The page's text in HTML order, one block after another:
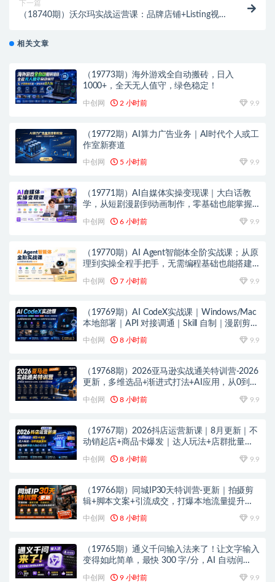
下一篇
（18740期）沃尔玛实战运营课：品牌店铺+Listing视觉
相关文章
（19773期）海外游戏全自动搬砖，日入
1000+，全天无人值守，绿色稳定！
中创网 2 小时前 9.9
（19772期）AI算力广告业务｜AI时代个人或工
作室新赛道
中创网 5 小时前 9.9
（19771期）AI自媒体实操变现课｜大白话教
学，从短剧漫剧到动画制作，零基础也能掌握
中创网 6 小时前 9.9
（19770期）AI Agent智能体全阶实战课；从原
理到实操全程手把手，无需编程基础也能搭建
中创网 7 小时前 9.9
（19769期）AI CodeX实战课｜Windows/Mac
本地部署｜API 对接调通｜Skill 自制｜漫剧剪辑
中创网 8 小时前 9.9
（19768期）2026亚马逊实战通关特训营-2026
更新，多维选品+渐进式打法+AI应用，从0到1
中创网 8 小时前 9.9
（19767期）2026抖店运营新课｜8月更新｜不
动销起店+商品卡爆发｜达人玩法+店群批量复
中创网 8 小时前 9.9
（19766期）同城IP30天特训营-更新｜拍摄剪
辑+脚本文案+引流成交，打爆本地流量提升门
中创网 8 小时前 9.9
（19765期）通义千问输入法来了！让文字输入
变得如此简单，最快 300 字/分，AI 自动润
中创网 9 小时前 9.9